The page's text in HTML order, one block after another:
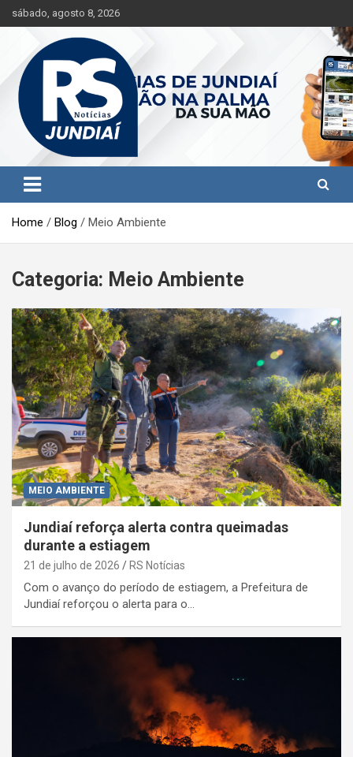
k
t
sábado, agosto 8, 2026
RS Notícias Jundiaí
Jundiaí e região na palma da sua mão!
Home Blog Meio Ambiente
Categoria: Meio Ambiente
MEIO AMBIENTE
Jundiaí reforça alerta contra queimadas
durante a estiagem
21 de julho de 2026 RS Notícias
Com o avanço do período de estiagem, a Prefeitura de
Jundiaí reforçou o alerta para o…